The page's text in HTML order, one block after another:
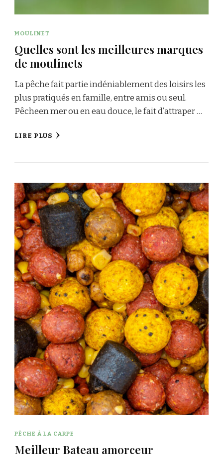
MOULINET
Quelles sont les meilleures marques
de moulinets
La pêche fait partie indéniablement des loisirs les
plus pratiqués en famille, entre amis ou seul.
Pêcheen mer ou en eau douce, le fait d’attraper …
LIRE PLUS
PÊCHE À LA CARPE
Meilleur Bateau amorceur